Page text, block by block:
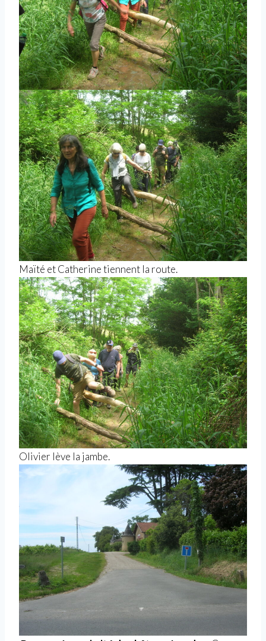
Maïté et Catherine tiennent la route.
Olivier lève la jambe.